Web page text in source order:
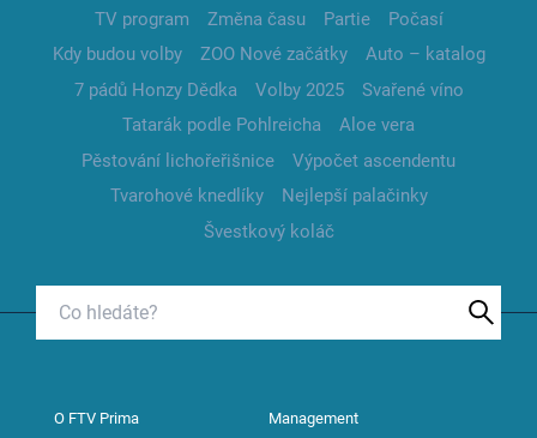
TV program
Změna času Partie
Počasí
Kdy budou volby
ZOO Nové začátky
Auto – katalog
7 pádů Honzy Dědka
Volby 2025
Svařené víno
Tatarák podle Pohlreicha
Aloe vera
Pěstování lichořeřišnice
Výpočet ascendentu
Tvarohové knedlíky
Nejlepší palačinky
Švestkový koláč
O FTV Prima Management